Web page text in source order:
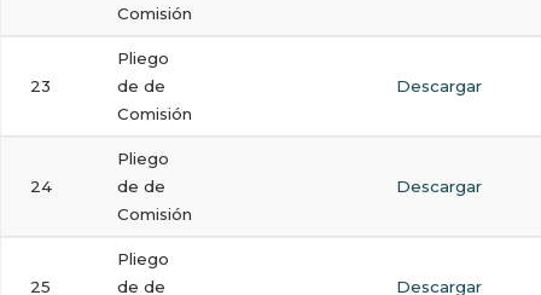
Comisión
23
Pliego
de de
Comisión
Descargar
24
Pliego
de de
Comisión
Descargar
25
Pliego
de de
Descargar